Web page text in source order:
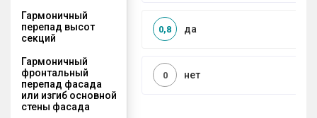
Гармоничный
перепад высот
секций
да
0,8
Гармоничный
фронтальный
перепад фасада
или изгиб основной
стены фасада
нет
0